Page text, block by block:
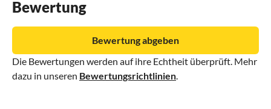
Bewertung
Die Bewertungen werden auf ihre Echtheit überprüft. Mehr
dazu in unseren Bewertungsrichtlinien
Bewertung abgeben